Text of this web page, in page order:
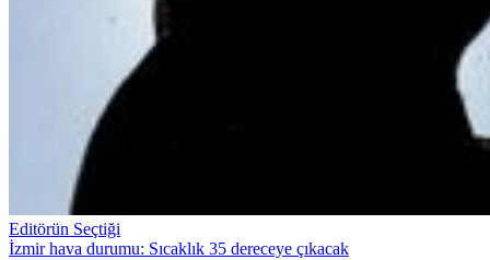
Editörün Seçtiği
İzmir hava durumu: Sıcaklık 35 dereceye çıkacak